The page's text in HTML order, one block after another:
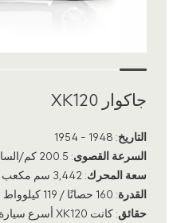
جاكوار XK120
التاريخ: 1948 - 1954
السرعة القصوى: 200.5 كم/الساعة
سعة المحرك: 3,442 سم مكعب / 201 بوصة مكعبة
القدرة: 160 حصانًا / 119 كيلوواط
حقائق: كانت XK120 أسرع سيارة تم إنتاجها في العالم فور إطلاقها.